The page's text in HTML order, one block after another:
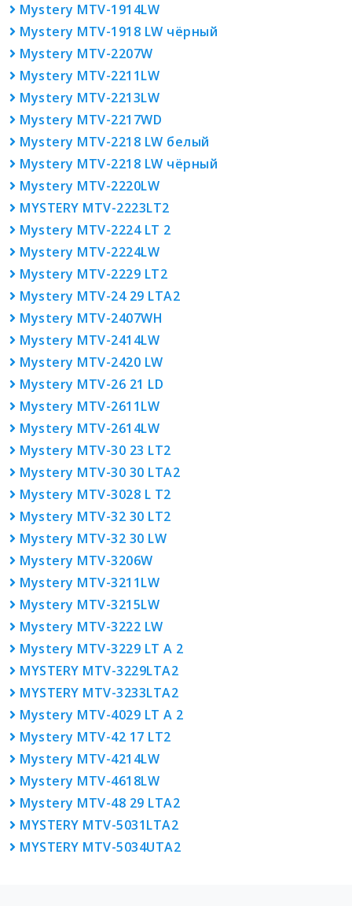
Mystery MTV-1914LW
Mystery MTV-1918 LW чёрный
Mystery MTV-2207W
Mystery MTV-2211LW
Mystery MTV-2213LW
Mystery MTV-2217WD
Mystery MTV-2218 LW белый
Mystery MTV-2218 LW чёрный
Mystery MTV-2220LW
MYSTERY MTV-2223LT2
Mystery MTV-2224 LT 2
Mystery MTV-2224LW
Mystery MTV-2229 LT2
Mystery MTV-24 29 LTA2
Mystery MTV-2407WH
Mystery MTV-2414LW
Mystery MTV-2420 LW
Mystery MTV-26 21 LD
Mystery MTV-2611LW
Mystery MTV-2614LW
Mystery MTV-30 23 LT2
Mystery MTV-30 30 LTA2
Mystery MTV-3028 L T2
Mystery MTV-32 30 LT2
Mystery MTV-32 30 LW
Mystery MTV-3206W
Mystery MTV-3211LW
Mystery MTV-3215LW
Mystery MTV-3222 LW
Mystery MTV-3229 LT A 2
MYSTERY MTV-3229LTA2
MYSTERY MTV-3233LTA2
Mystery MTV-4029 LT A 2
Mystery MTV-42 17 LT2
Mystery MTV-4214LW
Mystery MTV-4618LW
Mystery MTV-48 29 LTA2
MYSTERY MTV-5031LTA2
MYSTERY MTV-5034UTA2